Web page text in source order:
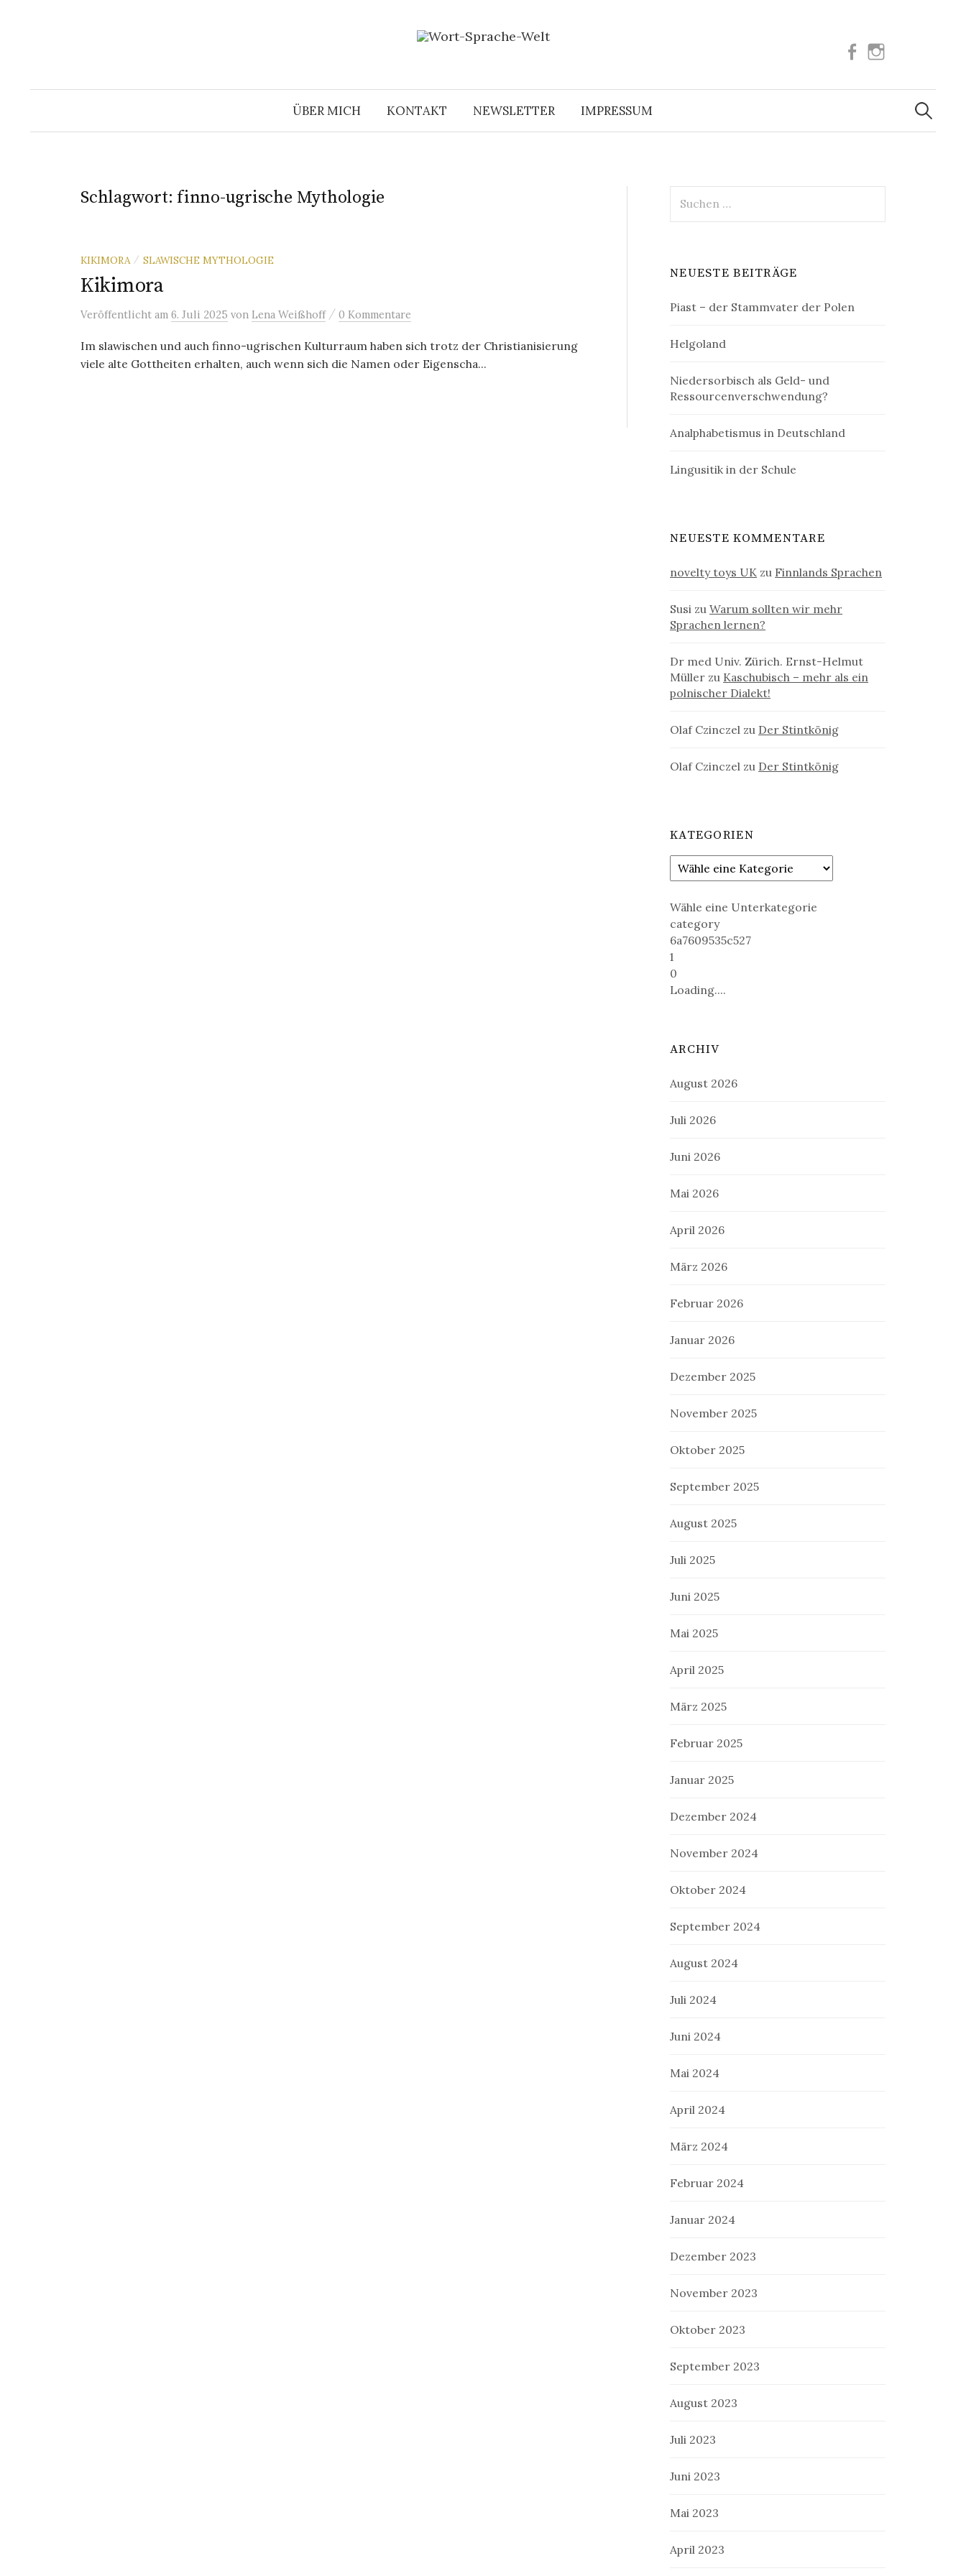
Facebook
ÜBER MICH KONTAKT NEWSLETTER IMPRESSUM
Suchen
nach:
Schlagwort: finno-ugrische Mythologie
KIKIMORA / SLAWISCHE MYTHOLOGIE
Kikimora
Veröffentlicht am 6. Juli 2025 von Lena Weißhoff / 0 Kommentare
Im slawischen und auch finno-ugrischen Kulturraum haben sich trotz der Christianisierung
viele alte Gottheiten erhalten, auch wenn sich die Namen oder Eigenscha...
nach:
NEUESTE BEITRÄGE
Piast – der Stammvater der Polen
Helgoland
Niedersorbisch als Geld- und
Ressourcenverschwendung?
Analphabetismus in Deutschland
Lingusitik in der Schule
NEUESTE KOMMENTARE
novelty toys UK zu Finnlands Sprachen
Susi zuWarum sollten wir mehr
Sprachen lernen?
Dr med Univ. Zürich. Ernst-Helmut
Müller zu Kaschubisch – mehr als ein
polnischer Dialekt!
Olaf Czinczel zu Der Stintkönig
Olaf Czinczel zu Der Stintkönig
KATEGORIEN
Wähle eine Unterkategorie
category
6a7609535c527
1
0
Loading....
ARCHIV
August 2026
Juli 2026
Juni 2026
Mai 2026
April 2026
März 2026
Februar 2026
Januar 2026
Dezember 2025
November 2025
Oktober 2025
September 2025
August 2025
Juli 2025
Juni 2025
Mai 2025
April 2025
März 2025
Februar 2025
Januar 2025
Dezember 2024
November 2024
Oktober 2024
September 2024
August 2024
Juli 2024
Juni 2024
Mai 2024
April 2024
März 2024
Februar 2024
Januar 2024
Dezember 2023
November 2023
Oktober 2023
September 2023
August 2023
Juli 2023
Juni 2023
Mai 2023
April 2023